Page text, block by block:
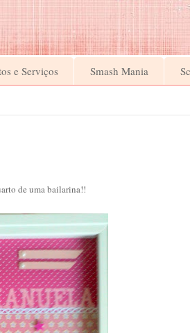
e Serviços Smash Mania
de uma bailarina!!